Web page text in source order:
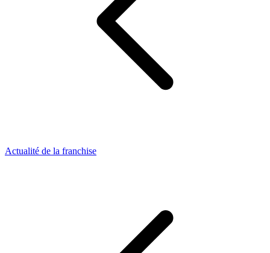
Actualité de la franchise